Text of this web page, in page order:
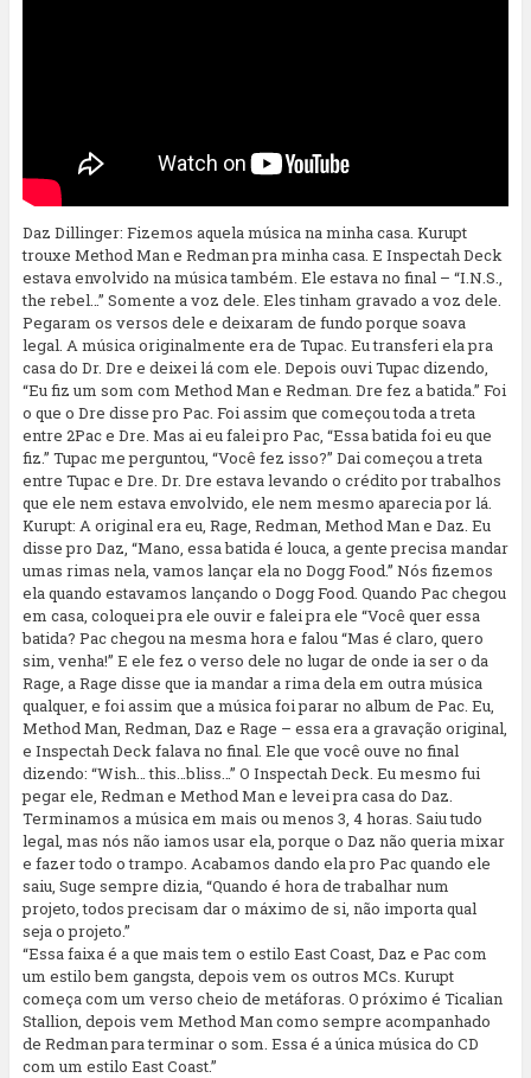
Daz Dillinger: Fizemos aquela música na minha casa. Kurupt
trouxe Method Man e Redman pra minha casa. E Inspectah Deck
estava envolvido na música também. Ele estava no final – “I.N.S.,
the rebel…” Somente a voz dele. Eles tinham gravado a voz dele.
Pegaram os versos dele e deixaram de fundo porque soava
legal. A música originalmente era de Tupac. Eu transferi ela pra
casa do Dr. Dre e deixei lá com ele. Depois ouvi Tupac dizendo,
“Eu fiz um som com Method Man e Redman. Dre fez a batida.” Foi
o que o Dre disse pro Pac. Foi assim que começou toda a treta
entre 2Pac e Dre. Mas ai eu falei pro Pac, “Essa batida foi eu que
fiz.” Tupac me perguntou, “Você fez isso?” Dai começou a treta
entre Tupac e Dre. Dr. Dre estava levando o crédito por trabalhos
que ele nem estava envolvido, ele nem mesmo aparecia por lá.
Kurupt: A original era eu, Rage, Redman, Method Man e Daz. Eu
disse pro Daz, “Mano, essa batida é louca, a gente precisa mandar
umas rimas nela, vamos lançar ela no Dogg Food.” Nós fizemos
ela quando estavamos lançando o Dogg Food. Quando Pac chegou
em casa, coloquei pra ele ouvir e falei pra ele “Você quer essa
batida? Pac chegou na mesma hora e falou “Mas é claro, quero
sim, venha!” E ele fez o verso dele no lugar de onde ia ser o da
Rage, a Rage disse que ia mandar a rima dela em outra música
qualquer, e foi assim que a música foi parar no album de Pac. Eu,
Method Man, Redman, Daz e Rage – essa era a gravação original,
e Inspectah Deck falava no final. Ele que você ouve no final
dizendo: “Wish… this…bliss…” O Inspectah Deck. Eu mesmo fui
pegar ele, Redman e Method Man e levei pra casa do Daz.
Terminamos a música em mais ou menos 3, 4 horas. Saiu tudo
legal, mas nós não iamos usar ela, porque o Daz não queria mixar
e fazer todo o trampo. Acabamos dando ela pro Pac quando ele
saiu, Suge sempre dizia, “Quando é hora de trabalhar num
projeto, todos precisam dar o máximo de si, não importa qual
seja o projeto.”
“Essa faixa é a que mais tem o estilo East Coast, Daz e Pac com
um estilo bem gangsta, depois vem os outros MCs. Kurupt
começa com um verso cheio de metáforas. O próximo é Ticalian
Stallion, depois vem Method Man como sempre acompanhado
de Redman para terminar o som. Essa é a única música do CD
com um estilo East Coast.”